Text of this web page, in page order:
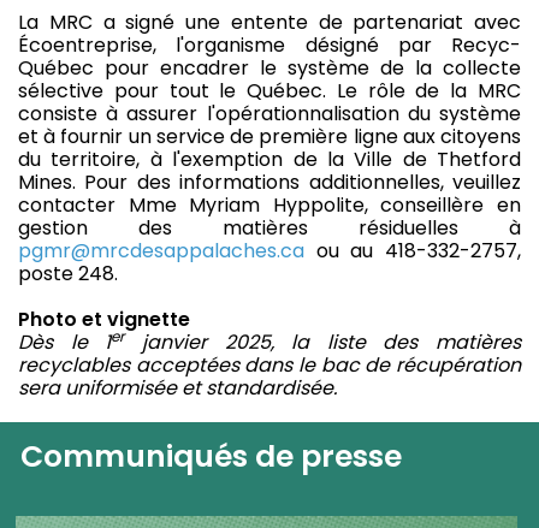
La MRC a signé une entente de partenariat avec
Écoentreprise, l'organisme désigné par Recyc-
Québec pour encadrer le système de la collecte
sélective pour tout le Québec. Le rôle de la MRC
consiste à assurer l'opérationnalisation du système
et à fournir un service de première ligne aux citoyens
du territoire, à l'exemption de la Ville de Thetford
Mines. Pour des informations additionnelles, veuillez
contacter Mme Myriam Hyppolite, conseillère en
gestion des matières résiduelles à
pgmr@mrcdesappalaches.ca ou au 418-332-2757,
poste 248.
Photo et vignette
Dès le 1erjanvier 2025, la liste des matières
recyclables acceptées dans le bac de récupération
sera uniformisée et standardisée.
Communiqués de presse